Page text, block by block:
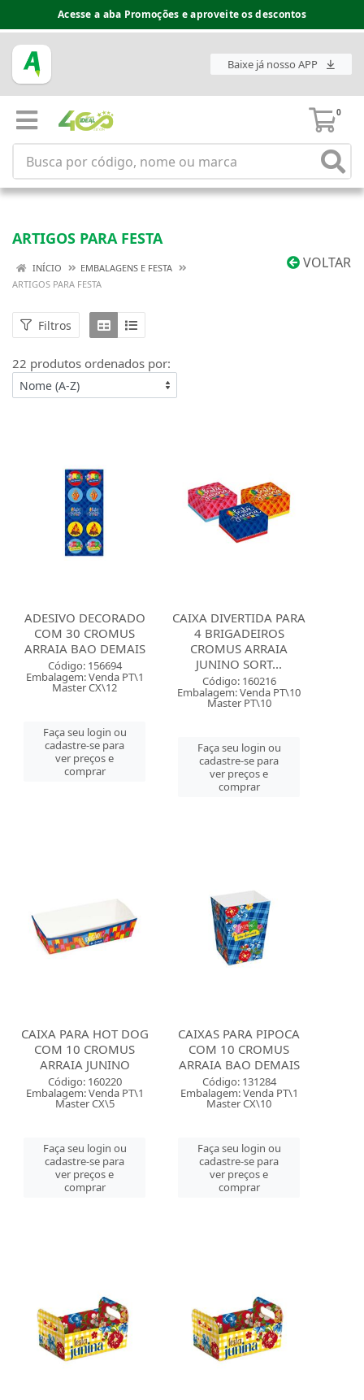
Acesse a aba Promoções e aproveite os descontos
Espaço do Fornecedor disponível no acesso superior
Baixe já nosso APP
0
ARTIGOS PARA FESTA
VOLTAR
INÍCIO
EMBALAGENS E FESTA
ARTIGOS PARA FESTA
Filtros
22 produtos ordenados por:
ADESIVO DECORADO
COM 30 CROMUS
ARRAIA BAO DEMAIS
Código: 156694
Embalagem: Venda PT\1
Master CX\12
Faça seu login ou
cadastre-se para
ver preços e
comprar
CAIXA DIVERTIDA PARA
4 BRIGADEIROS
CROMUS ARRAIA
JUNINO SORT...
Código: 160216
Embalagem: Venda PT\10
Master PT\10
Faça seu login ou
cadastre-se para
ver preços e
comprar
CAIXA PARA HOT DOG
COM 10 CROMUS
ARRAIA JUNINO
Código: 160220
Embalagem: Venda PT\1
Master CX\5
Faça seu login ou
cadastre-se para
ver preços e
comprar
CAIXAS PARA PIPOCA
COM 10 CROMUS
ARRAIA BAO DEMAIS
Código: 131284
Embalagem: Venda PT\1
Master CX\10
Faça seu login ou
cadastre-se para
ver preços e
comprar